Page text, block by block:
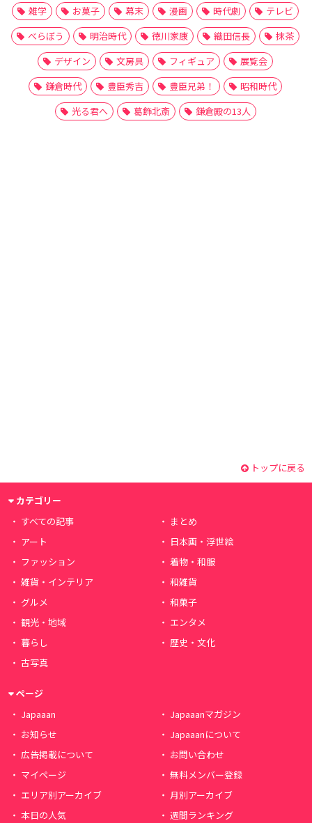
雑学
お菓子 幕末 漫画 時代劇
テレビ
べらぼう
明治時代 徳川家康 織田信長
抹茶
デザイン
文房具 フィギュア
展覧会
鎌倉時代
豊臣秀吉 豊臣兄弟！
昭和時代
光る君へ
葛飾北斎 鎌倉殿の13人
トップに戻る
カテゴリー
すべての記事
まとめ
アート
日本画・浮世絵
ファッション
着物・和服
雑貨・インテリア
和雑貨
グルメ
和菓子
観光・地域
エンタメ
暮らし
歴史・文化
古写真
ページ
Japaaan
Japaaanマガジン
お知らせ
Japaaanについて
広告掲載について
お問い合わせ
マイページ
無料メンバー登録
エリア別アーカイブ
月別アーカイブ
本日の人気
週間ランキング